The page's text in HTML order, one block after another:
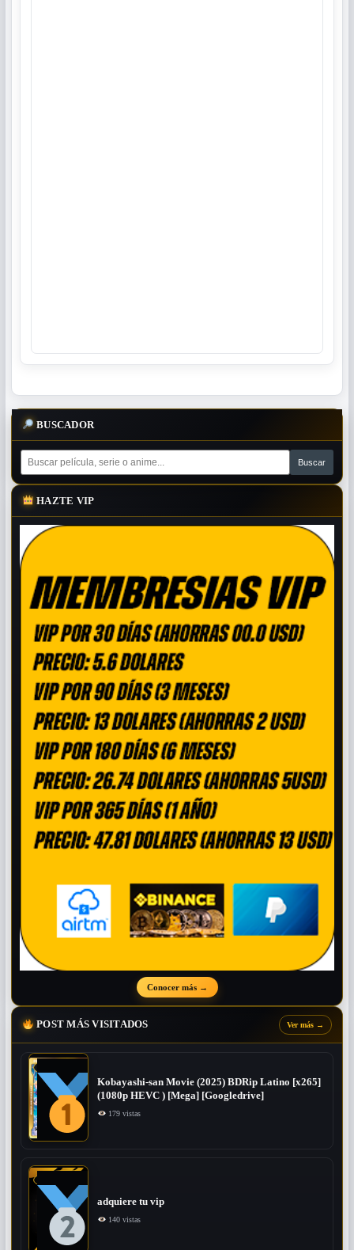
BUSCADOR
HAZTE VIP
Conocer más →
POST MÁS VISITADOS Ver más →
Kobayashi-san Movie (2025) BDRip Latino [x265]
(1080p HEVC ) [Mega] [Googledrive]
179 vistas
adquiere tu vip
140 vistas